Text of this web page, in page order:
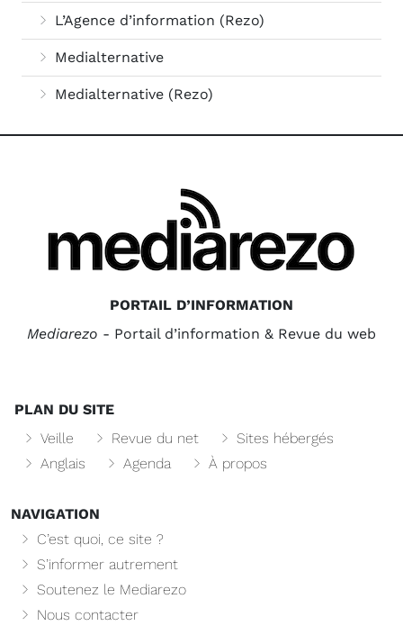
L’Agence d’information (Rezo)
Medialternative
Medialternative (Rezo)
PORTAIL D’INFORMATION
Mediarezo - Portail d’information & Revue du web
PLAN DU SITE
Veille
Revue du net
Sites hébergés
Anglais
Agenda À propos
NAVIGATION
C’est quoi, ce site ?
S’informer autrement
Soutenez le Mediarezo
Nous contacter